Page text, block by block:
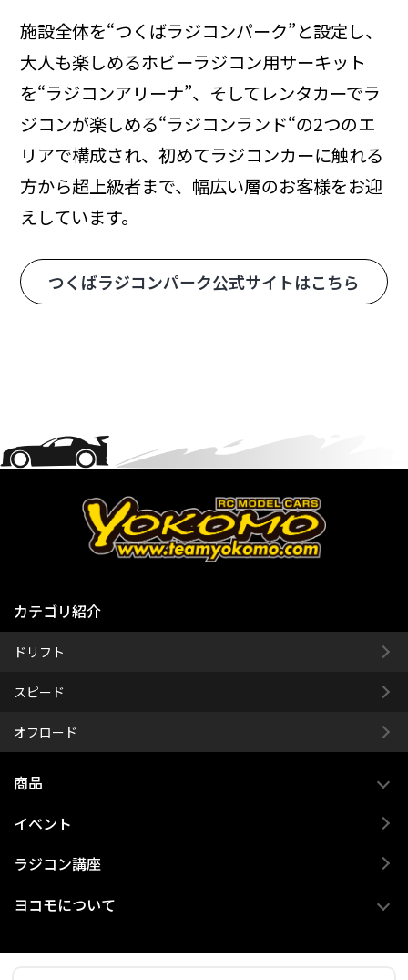
施設全体を“つくばラジコンパーク”と設定し、
大人も楽しめるホビーラジコン用サーキット
を“ラジコンアリーナ”、そしてレンタカーでラ
ジコンが楽しめる“ラジコンランド“の2つのエ
リアで構成され、初めてラジコンカーに触れる
方から超上級者まで、幅広い層のお客様をお迎
えしています。
つくばラジコンパーク公式サイトはこちら
カテゴリ紹介
ドリフト
スピード
オフロード
商品
イベント
ラジコン講座
ヨコモについて